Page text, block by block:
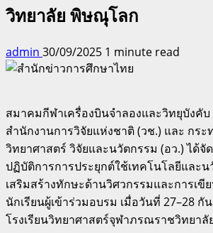
วิทยาลัย พิษณุโลก
admin 30/09/2025 1 minute read
สมาคมกีฬาเครื่องบินจำลองและวิทยุบังคับ
สำนักงานการวิจัยแห่งชาติ (วช.) และ กร
วิทยาศาสตร์ วิจัยและนวัตกรรม (อว.) ได้จั
ปฏิบัติการการประยุกต์ใช้เทคโนโลยีและน
เสริมสร้างทักษะด้านวิศวกรรมและการเขี
นักเรียนผู้เข้าร่วมอบรม เมื่อวันที่ 27–28 กั
โรงเรียนวิทยาศาสตร์จุฬาภรณราชวิทยา